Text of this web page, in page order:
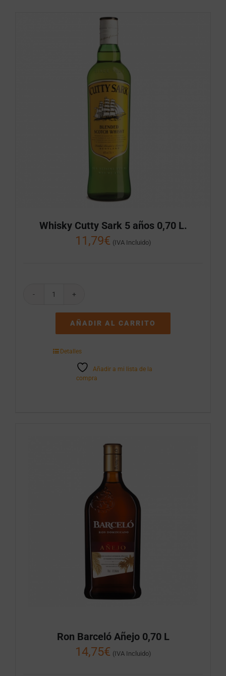
Whisky Cutty Sark 5 años 0,70 L.
11,79€ (IVA Incluido)
Whisky
0,70
cantidad
AÑADIR AL CARRITO
Detalles
Añadir a mi lista de la
compra
Ron Barceló Añejo 0,70 L
14,75€ (IVA Incluido)